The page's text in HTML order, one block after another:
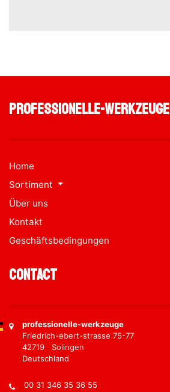
professionelle-werkzeuge
Home
Sortiment
Über uns
Kontakt
Geschäftsbedingungen
Contact
professionelle-werkzeuge
Friedrich-ebert-strasse 75-77
42719 Solingen
Deutschland
00 31 346 35 36 55